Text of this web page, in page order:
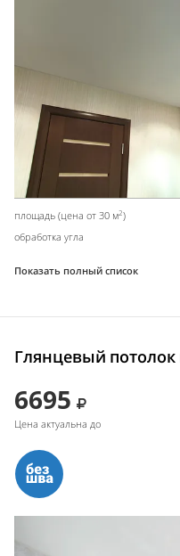
площадь (цена от 30 м2)
обработка угла
Показать полный список
Глянцевый
6695
Цена актуальна до